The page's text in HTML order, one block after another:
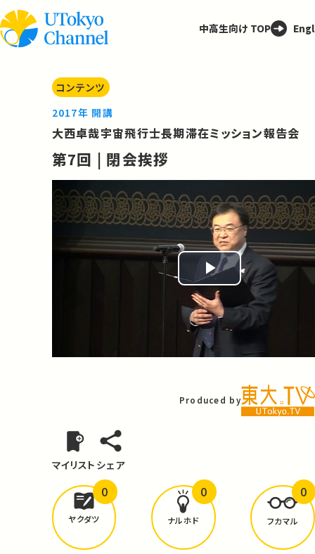
中高生向け TOP
コンテンツ
2017年 開講
大西卓哉宇宙飛行士長期滞在ミッション報告会
第7回 | 閉会挨拶
Play
Video
Produced by
マイリスト シェア
どんな学びがありましたか？
ヤクダツ
0
ナルホド
0
フカマル
0